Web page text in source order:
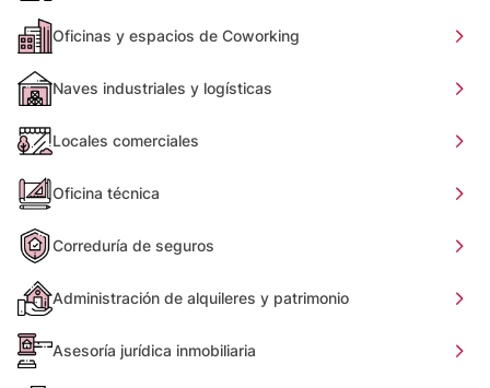
Oficinas y espacios de Coworking
Naves industriales y logísticas
Locales comerciales
Oficina técnica
Correduría de seguros
Administración de alquileres y patrimonio
Asesoría jurídica inmobiliaria